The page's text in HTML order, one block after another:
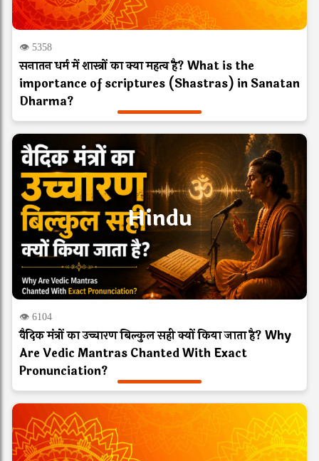
👁 5358
सनातन धर्म में शास्त्रों का क्या महत्व है? What is the
importance of scriptures (Shastras) in Sanatan
Dharma?
Hindu
👁 6104
वैदिक मंत्रों का उच्चारण बिल्कुल सही क्यों किया जाता है? Why
Are Vedic Mantras Chanted With Exact
Pronunciation?